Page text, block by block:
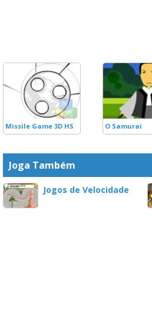
Missile Game 3D HS O Samurai
Joga Também
Jogos de Velocidade